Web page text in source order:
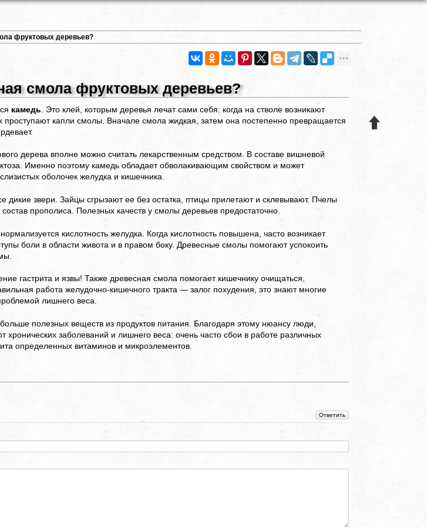
фруктовых деревьев?
смола фруктовых деревьев?
камедь . Это клей, которым деревья лечат сами себя: когда на стволе возникают
капли смолы. Вначале смола жидкая, затем она постепенно превращается
дерева вполне можно считать лекарственным средством. В составе вишневой
Именно поэтому камедь обладает обволакивающим свойством и может
оболочек желудка и кишечника.
дикие звери. Зайцы сгрызают ее без остатка, птицы прилетают и склевывают. Пчелы
прополиса. Полезных качеств у смолы деревьев предостаточно.
кислотность желудка. Когда кислотность повышена, часто возникает
боли в области живота и в правом боку. Древесные смолы помогают успокоить
гастрита и язвы! Также древесная смола помогает кишечнику очищаться,
работа желудочно-кишечного тракта — залог похудения, это знают многие
лишнего веса.
полезных веществ из продуктов питания. Благодаря этому нюансу люди,
заболеваний и лишнего веса: очень часто сбои в работе различных
определенных витаминов и микроэлементов.